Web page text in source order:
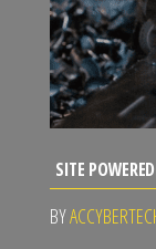
SITE POWERED
BY